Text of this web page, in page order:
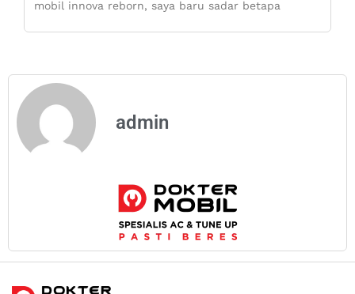
mobil innova reborn, saya baru sadar betapa
admin